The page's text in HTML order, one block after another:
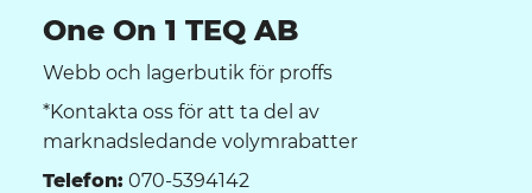
One On 1 TEQ AB
Webb och lagerbutik för proffs
*Kontakta oss för att ta del av
marknadsledande volymrabatter
Telefon: 070-5394142